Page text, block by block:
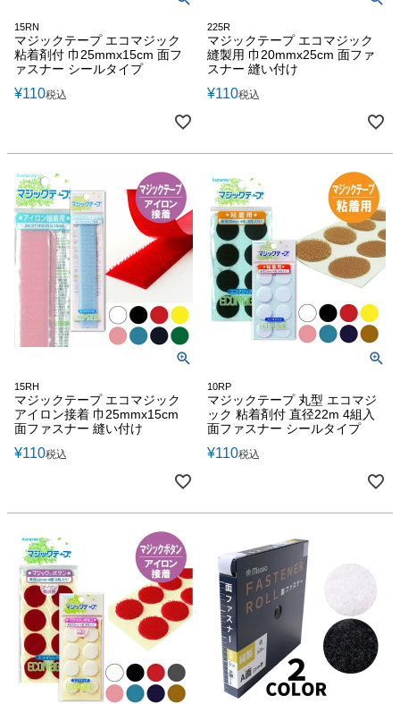
15RN
マジックテープ エコマジック
粘着剤付 巾25mmx15cm 面フ
ァスナー シールタイプ
¥110税込
225R
マジックテープ エコマジック
縫製用 巾20mmx25cm 面ファ
スナー 縫い付け
¥110税込
15RH
マジックテープ エコマジック
アイロン接着 巾25mmx15cm
面ファスナー 縫い付け
¥110税込
10RP
マジックテープ 丸型 エコマジ
ック 粘着剤付 直径22m 4組入
面ファスナー シールタイプ
¥110税込